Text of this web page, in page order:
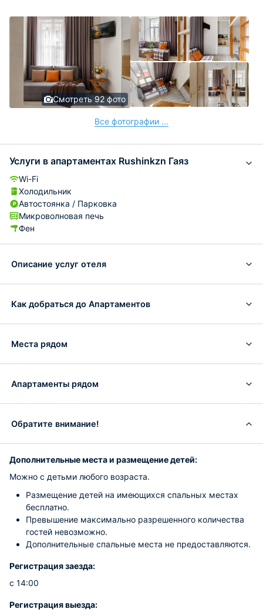
Смотреть 92 фото
Все фотографии ...
Услуги в апартаментах Rushinkzn Гаяз
Wi-Fi
Холодильник
Автостоянка / Парковка
Микроволновая печь
Фен
Описание услуг отеля
Как добраться до Апартаментов
Места рядом
Апартаменты рядом
Обратите внимание!
Дополнительные места и размещение детей:
Можно с детьми любого возраста.
Размещение детей на имеющихся спальных местах
бесплатно.
Превышение максимально разрешенного количества
гостей невозможно.
Дополнительные спальные места не предоставляются.
Регистрация заезда:
с 14:00
Регистрация выезда: